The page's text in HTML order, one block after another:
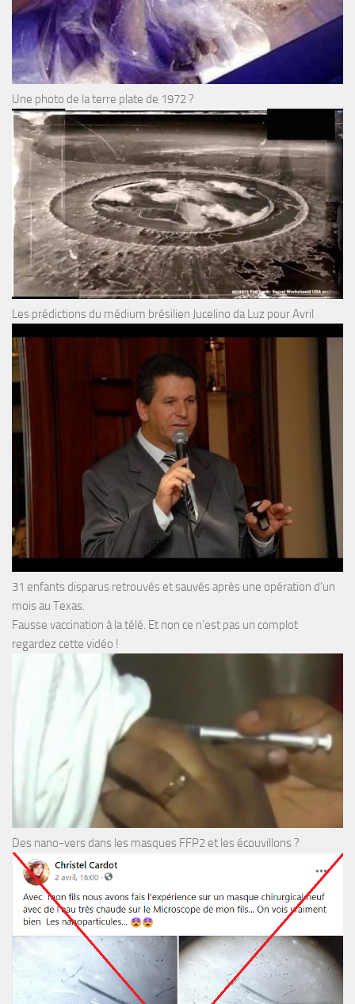
Une photo de la terre plate de 1972 ?
Les prédictions du médium brésilien Jucelino da Luz pour Avril
31 enfants disparus retrouvés et sauvés après une opération d’un
mois au Texas.
Fausse vaccination à la télé. Et non ce n’est pas un complot
regardez cette vidéo !
Des nano-vers dans les masques FFP2 et les écouvillons ?